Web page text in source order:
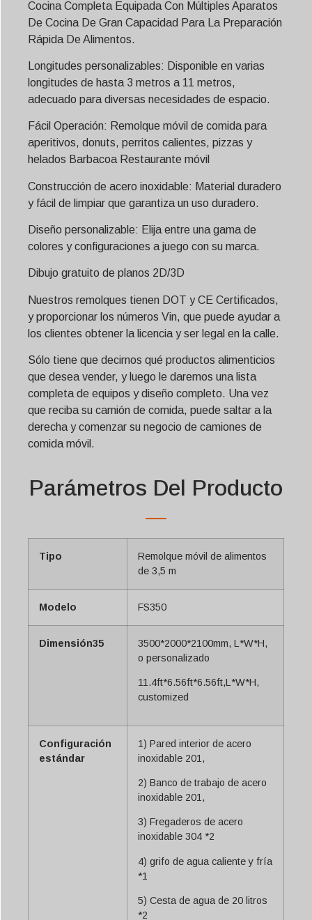
Cocina Completa Equipada Con Múltiples Aparatos
De Cocina De Gran Capacidad Para La Preparación
Rápida De Alimentos.
Longitudes personalizables: Disponible en varias
longitudes de hasta 3 metros a 11 metros,
adecuado para diversas necesidades de espacio.
Fácil Operación: Remolque móvil de comida para
aperitivos, donuts, perritos calientes, pizzas y
helados Barbacoa Restaurante móvil
Construcción de acero inoxidable: Material duradero
y fácil de limpiar que garantiza un uso duradero.
Diseño personalizable: Elija entre una gama de
colores y configuraciones a juego con su marca.
Dibujo gratuito de planos 2D/3D
Nuestros remolques tienen DOT y CE Certificados,
y proporcionar los números Vin, que puede ayudar a
los clientes obtener la licencia y ser legal en la calle.
Sólo tiene que decirnos qué productos alimenticios
que desea vender, y luego le daremos una lista
completa de equipos y diseño completo. Una vez
que reciba su camión de comida, puede saltar a la
derecha y comenzar su negocio de camiones de
comida móvil.
Parámetros Del Producto
Tipo
Remolque móvil de alimentos
de 3,5 m
Modelo FS350
Dimensión35
3500*2000*2100mm, L*W*H,
o personalizado
11.4ft*6.56ft*6.56ft,L*W*H,
customized
Configuración
estándar
1) Pared interior de acero
inoxidable 201,
2) Banco de trabajo de acero
inoxidable 201,
3) Fregaderos de acero
inoxidable 304 *2
4) grifo de agua caliente y fría
*1
5) Cesta de agua de 20 litros
*2